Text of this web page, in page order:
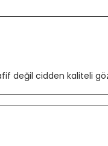
değil cidden kaliteli